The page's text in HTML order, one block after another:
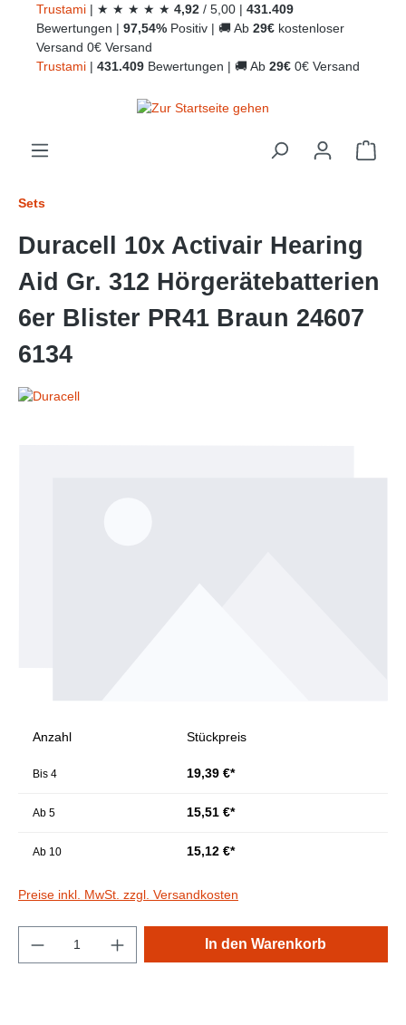
Trustami | ★ ★ ★ ★ ★ 4,92 / 5,00 | 431.409
Bewertungen | 97,54% Positiv | 🚚 Ab 29€ kostenloser
Versand 0€ Versand
Trustami | 431.409 Bewertungen | 🚚 Ab 29€ 0€ Versand
Sets
Duracell 10x Activair Hearing
Aid Gr. 312 Hörgerätebatterien
6er Blister PR41 Braun 24607
6134
Anzahl Stückpreis
Bis 4 19,39 €*
Ab 5 15,51 €*
Ab 10 15,12 €*
Preise inkl. MwSt. zzgl. Versandkosten
Produkt Anzahl: Gib den gewünschten
In den Warenkorb